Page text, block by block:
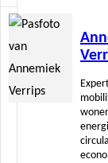
Lees
meer